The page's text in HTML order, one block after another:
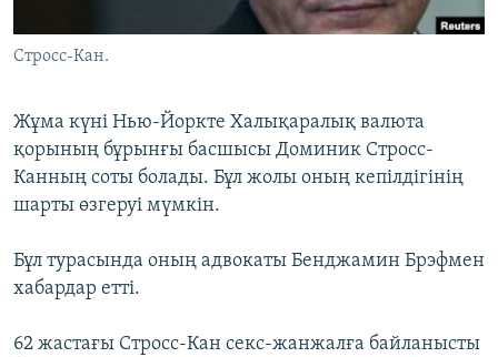
Басқа тілдерде
Cтроcс-Кан.
Жұма күні Нью-Йоркте Халықаралық валюта
қорының бұрынғы басшысы Доминик Стросс-
Канның соты болады. Бұл жолы оның кепілдігінің
шарты өзгеруі мүмкін.
Бұл турасында оның адвокаты Бенджамин Брэфмен
хабардар етті.
62 жастағы Стросс-Кан секс-жанжалға байланысты